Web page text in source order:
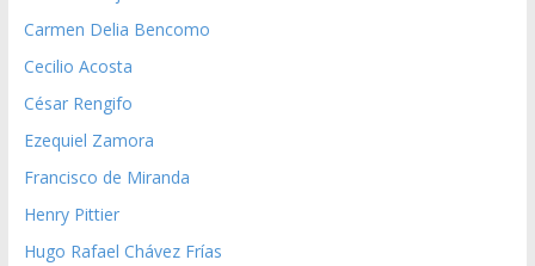
Carmen Delia Bencomo
Cecilio Acosta
César Rengifo
Ezequiel Zamora
Francisco de Miranda
Henry Pittier
Hugo Rafael Chávez Frías